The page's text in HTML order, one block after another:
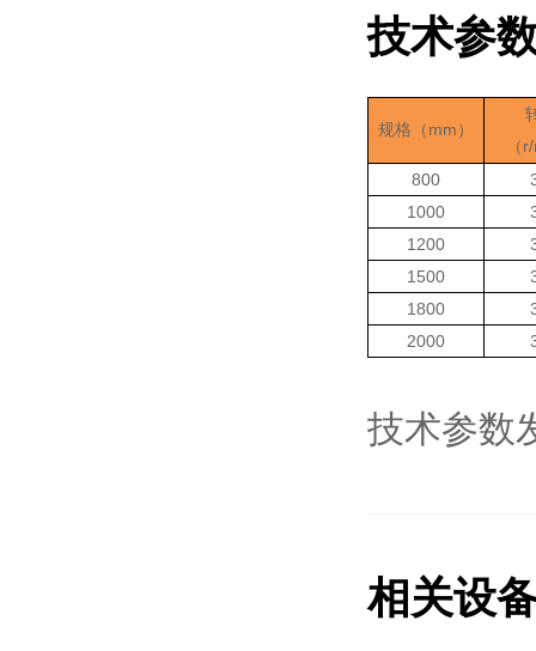
技术参
规格（ mm ）
（
800
1000
1200
1500
1800
2000
技术参数
相关设